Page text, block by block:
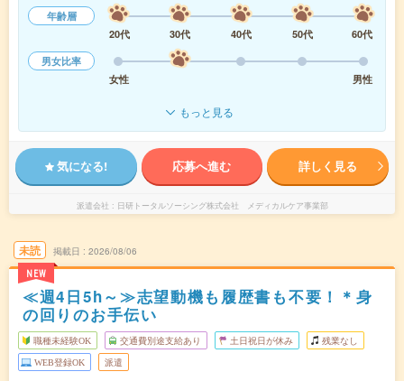
年齢層
20代
30代 40代 50代
60代
男女比率
女性
男性
もっと見る
気になる! 応募へ進む 詳しく見る
派遣会社 日研トータルソーシング株式会社 メディカルケア事業部
未読
NEW
掲載日 2026/08/06
≪週4日5h～≫志望動機も履歴書も不要！＊身
の回りのお手伝い
職種未経験OK 交通費別途支給あり 土日祝日が休み 残業なし
WEB登録OK 派遣